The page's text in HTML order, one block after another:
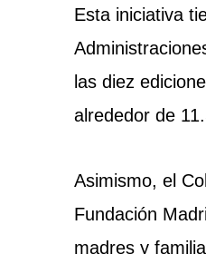
Esta iniciativa
las diez
alrededor de
Asimismo, el
Fundación
madres y